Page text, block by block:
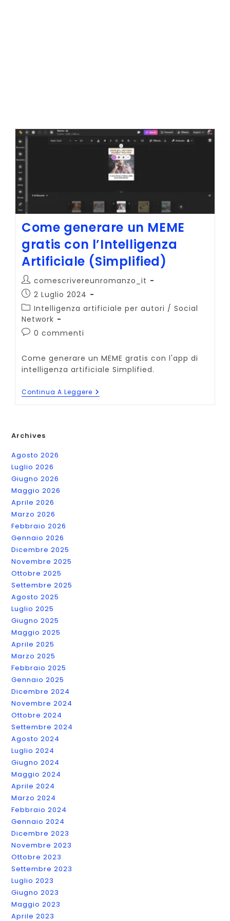
Come generare un MEME
gratis con l’Intelligenza
Artificiale (Simplified)
Autore
dell'articolo:
comescrivereunromanzo_it
Articolo
pubblicato:
2 Luglio 2024
Categoria
dell'articolo:
Intelligenza artificiale per autori / Social
Network
Commenti
0 commenti
Come generare un MEME gratis con l'app di
intelligenza artificiale Simplified.
Continua A Leggere Come
Generare
Archives
Agosto 2026
Luglio 2026
Giugno 2026
Maggio 2026
Aprile 2026
Marzo 2026
Febbraio 2026
Gennaio 2026
Dicembre 2025
Novembre 2025
Ottobre 2025
Settembre 2025
Agosto 2025
Luglio 2025
Giugno 2025
Maggio 2025
Aprile 2025
Marzo 2025
Febbraio 2025
Gennaio 2025
Dicembre 2024
Novembre 2024
Ottobre 2024
Settembre 2024
Agosto 2024
Luglio 2024
Giugno 2024
Maggio 2024
Aprile 2024
Marzo 2024
Febbraio 2024
Gennaio 2024
Dicembre 2023
Novembre 2023
Ottobre 2023
Settembre 2023
Luglio 2023
Giugno 2023
Maggio 2023
Aprile 2023